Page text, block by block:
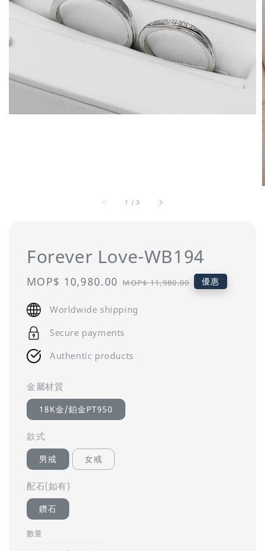
1 /3
Forever Love-WB194
Sale
MOP$ 10,980.00 Regular
MOP$ 11,980.00 優惠
Worldwide shipping
Secure payments
Authentic products
金屬材質
18K金/鉑金PT950
款式
男戒 女戒
配石(如有)
鑽石
數量